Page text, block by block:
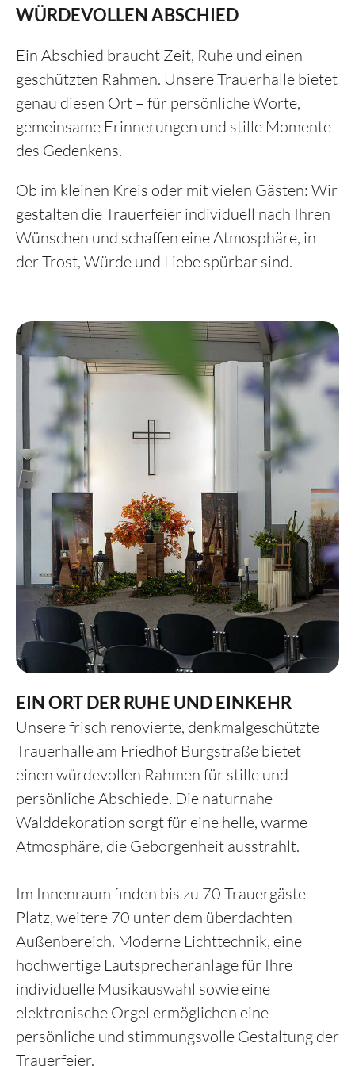
Kinder & Tod
FAQ
WÜRDEVOLLEN ABSCHIED
Ein Abschied braucht Zeit, Ruhe und einen
geschützten Rahmen. Unsere Trauerhalle bietet
genau diesen Ort – für persönliche Worte,
gemeinsame Erinnerungen und stille Momente
des Gedenkens.
Ob im kleinen Kreis oder mit vielen Gästen: Wir
gestalten die Trauerfeier individuell nach Ihren
Wünschen und schaffen eine Atmosphäre, in
der Trost, Würde und Liebe spürbar sind.
EIN ORT DER RUHE UND EINKEHR
Unsere frisch renovierte, denkmalgeschützte
Trauerhalle am Friedhof Burgstraße bietet
einen würdevollen Rahmen für stille und
persönliche Abschiede. Die naturnahe
Walddekoration sorgt für eine helle, warme
Atmosphäre, die Geborgenheit ausstrahlt.
Im Innenraum finden bis zu 70 Trauergäste
Platz, weitere 70 unter dem überdachten
Außenbereich. Moderne Lichttechnik, eine
hochwertige Lautsprecheranlage für Ihre
individuelle Musikauswahl sowie eine
elektronische Orgel ermöglichen eine
persönliche und stimmungsvolle Gestaltung der
Trauerfeier.